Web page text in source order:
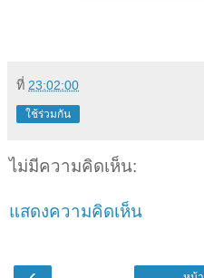
ที่ 23:02:00
ใช้ร่วมกัน
ไม่มีความคิดเห็น:
แสดงความคิดเห็น